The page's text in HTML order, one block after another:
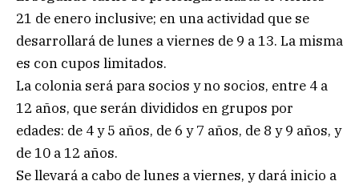
21 de enero inclusive; en una actividad que se
desarrollará de lunes a viernes de 9 a 13. La misma
es con cupos limitados.
La colonia será para socios y no socios, entre 4 a
12 años, que serán divididos en grupos por
edades: de 4 y 5 años, de 6 y 7 años, de 8 y 9 años, y
de 10 a 12 años.
Se llevará a cabo de lunes a viernes, y dará inicio a